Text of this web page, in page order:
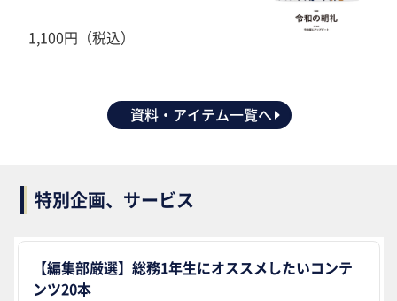
1,100円（税込）
資料・アイテム一覧へ
特別企画、サービス
【編集部厳選】総務1年生にオススメしたいコンテ
ンツ20本